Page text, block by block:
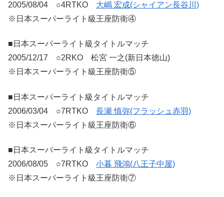
2005/08/04 ○4RTKO 大嶋 宏成(シャイアン長谷川)
※日本スーパーライト級王座防衛④
■日本スーパーライト級タイトルマッチ
2005/12/17 ○2RKO 松宮 一之(新日本徳山)
※日本スーパーライト級王座防衛⑤
■日本スーパーライト級タイトルマッチ
2006/03/04 ○7RTKO 長瀬 慎弥(フラッシュ赤羽)
※日本スーパーライト級王座防衛⑥
■日本スーパーライト級タイトルマッチ
2006/08/05 ○7RTKO 小暮 飛鴻(八王子中屋)
※日本スーパーライト級王座防衛⑦